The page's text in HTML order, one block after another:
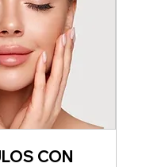
CON